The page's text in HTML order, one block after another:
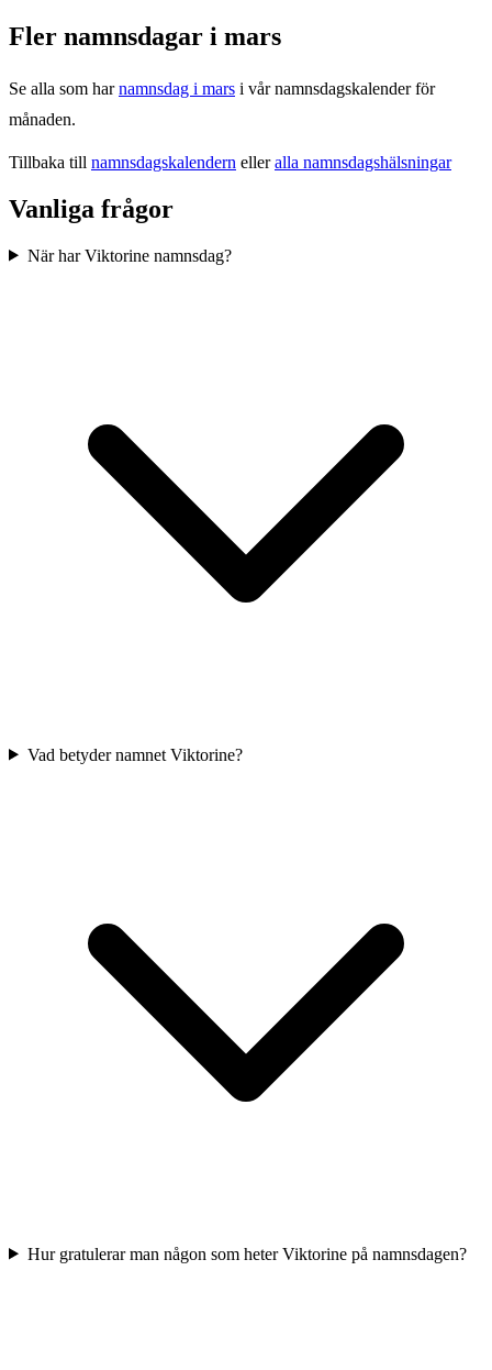
Fler namnsdagar i mars
Se alla som har namnsdag i mars i vår namnsdagskalender för
månaden.
Tillbaka till namnsdagskalendern elleralla namnsdagshälsningar
Vanliga frågor
När har Viktorine namnsdag?
Vad betyder namnet Viktorine?
Hur gratulerar man någon som heter Viktorine på namnsdagen?